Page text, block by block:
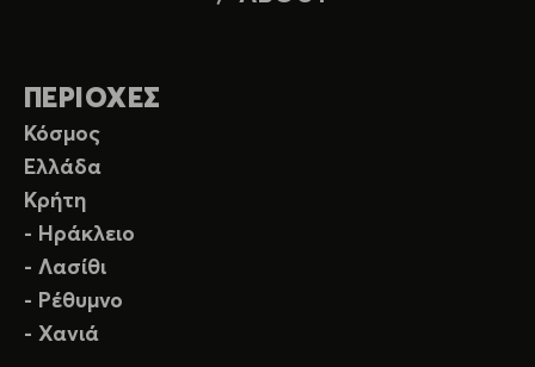
ΠΕΡΙΟΧΕΣ
Κόσμος
Ελλάδα
Κρήτη
- Ηράκλειο
- Λασίθι
- Ρέθυμνο
- Χανιά